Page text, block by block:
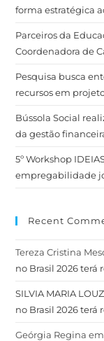
forma estratégica
Parceiros da
Coordenadora de
Pesquisa busca
recursos em
Bússola Social
da gestão
5º Workshop
empregabilidade
Recent
Tereza Cristina
no Brasil 2026 terá
SILVIA MARIA
no Brasil 2026 terá
Geórgia Regina em